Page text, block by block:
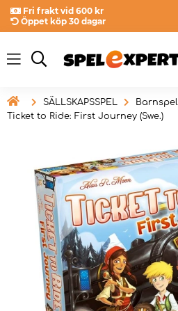
Fri frakt vid 600 kr
Öppet köp 30 dagar
 SÄLLSKAPSSPEL
Barnspel
Ticket to Ride: First Journey (Swe.)